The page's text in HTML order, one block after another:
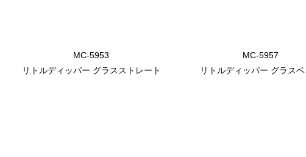
MC-5953
リトルディッパー グラスストレート
MC-5957
リトルディッパー グラスベ